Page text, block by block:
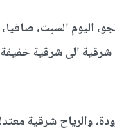
اليوم السبت،
الى شرقية
والرياح شرقية